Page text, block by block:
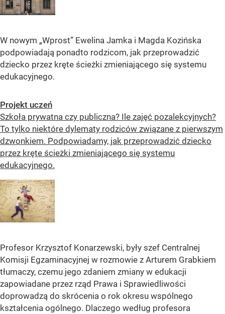
W nowym „Wprost” Ewelina Jamka i Magda Kozińska
podpowiadają ponadto rodzicom, jak przeprowadzić
dziecko przez kręte ścieżki zmieniającego się systemu
edukacyjnego.
Projekt uczeń
Szkoła prywatna czy publiczna? Ile zajęć pozalekcyjnych?
To tylko niektóre dylematy rodziców związane z pierwszym
dzwonkiem. Podpowiadamy, jak przeprowadzić dziecko
przez kręte ścieżki zmieniającego się systemu
edukacyjnego.
Profesor Krzysztof Konarzewski, były szef Centralnej
Komisji Egzaminacyjnej w rozmowie z Arturem Grabkiem
tłumaczy, czemu jego zdaniem zmiany w edukacji
zapowiadane przez rząd Prawa i Sprawiedliwości
doprowadzą do skrócenia o rok okresu wspólnego
kształcenia ogólnego. Dlaczego według profesora